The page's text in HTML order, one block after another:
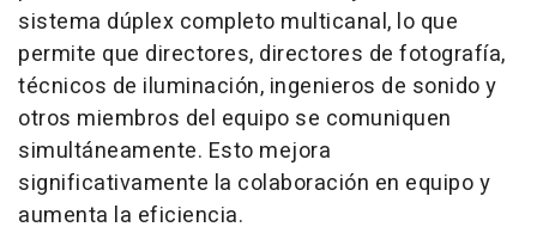
sistema dúplex completo multicanal, lo que
permite que directores, directores de fotografía,
técnicos de iluminación, ingenieros de sonido y
otros miembros del equipo se comuniquen
simultáneamente. Esto mejora
significativamente la colaboración en equipo y
aumenta la eficiencia.